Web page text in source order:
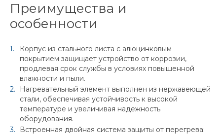
Преимущества и
особенности
Корпус из стального листа с алюцинковым
покрытием защищает устройство от коррозии,
продлевая срок службы в условиях повышенной
влажности и пыли.
Нагревательный элемент выполнен из нержавеющей
стали, обеспечивая устойчивость к высокой
температуре и увеличивая надежность
оборудования.
Встроенная двойная система защиты от перегрева: